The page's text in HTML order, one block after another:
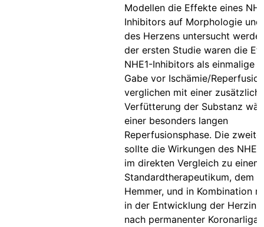
Modellen die Effekte eines
Inhibitors auf Morphologie und
des Herzens untersucht
der ersten Studie waren die
NHE1-Inhibitors als einmalige
Gabe vor Ischämie/
verglichen mit einer
Verfütterung der Substanz
einer besonders langen
Reperfusionsphase. Die
sollte die Wirkungen des
im direkten Vergleich zu einem
Standardtherapeutikum, dem
Hemmer, und in Kombination
in der Entwicklung der
nach permanenter